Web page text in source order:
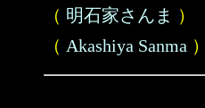
（ 明石家さんま ）
（ Akashiya Sanma ）